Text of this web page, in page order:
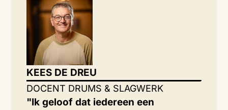
KEES DE DREU
DOCENT DRUMS & SLAGWERK
"Ik geloof dat iedereen een